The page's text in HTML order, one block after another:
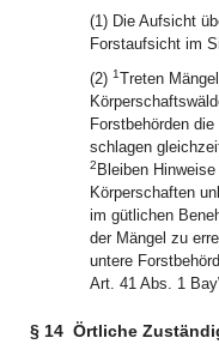
(1) Die Aufsicht
Forstaufsicht im
(2) 1Treten
Forstbehörden
schlagen
2 Bleiben
Körperschaften
im gütlichen
der Mängel zu
untere
Art. 41 Abs. 1
§ 14 Örtliche